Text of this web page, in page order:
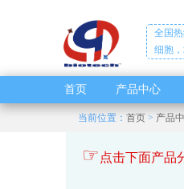
全国热
细胞
首页 产品中心
当前位置： 首页 > 产品
☞ 点击下面产品